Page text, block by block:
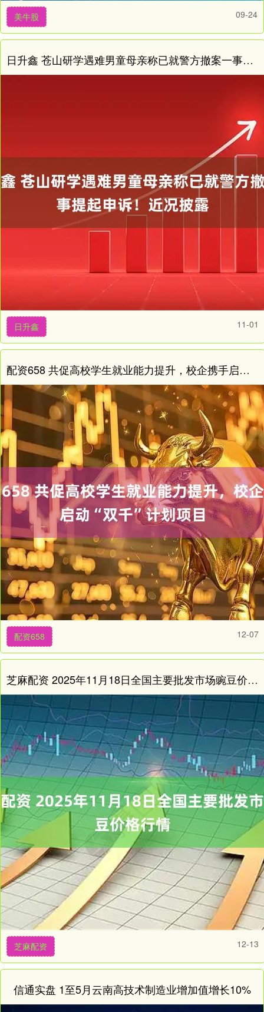
美牛股 09-24
日升鑫 苍山研学遇难男童母亲称已就警方撤案一事提起申诉！近况披露
日升鑫 11-01
配资658 共促高校学生就业能力提升，校企携手启动“双千”计划项目
配资658 12-07
芝麻配资 2025年11月18日全国主要批发市场豌豆价格行情
芝麻配资 12-13
信通实盘 1至5月云南高技术制造业增加值增长10%